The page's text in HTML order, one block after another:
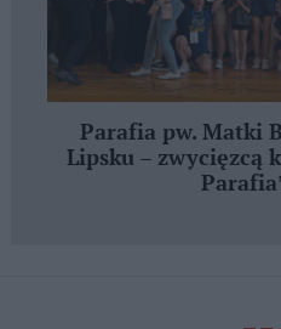
Parafia pw. Matki
Lipsku – zwycięzcą